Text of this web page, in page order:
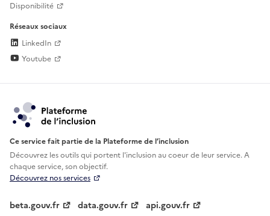
Disponibilité
Réseaux sociaux
LinkedIn
Youtube
Ce service fait partie de la Plateforme de l’inclusion
Découvrez les outils qui portent l'inclusion aucoeur de leur service. A
chaque service, son objectif.
Découvrez nos services
beta.gouv.fr data.gouv.fr api.gouv.fr